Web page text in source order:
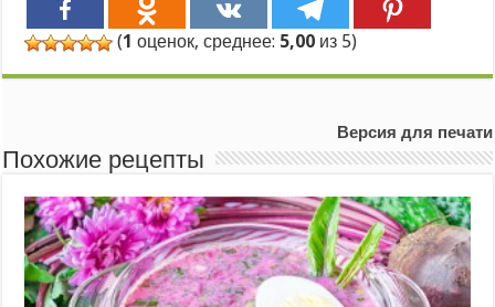
(1 оценок, среднее: 5,00 из 5)
Версия для печати
Похожие рецепты